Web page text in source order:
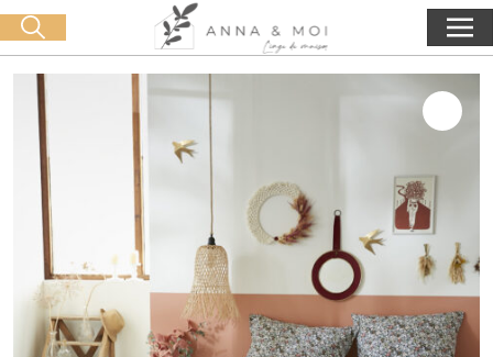
Oferta de entrega a partir de 60€ de compra 0,00€